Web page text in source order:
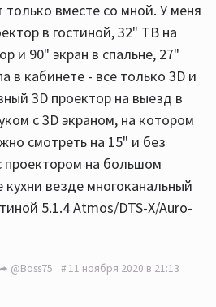
только вместе со мной. У меня
в гостиной, 32" ТВ на
и 90" экран в спальне, 27"
в кабинете - все только 3D и
3D проектор на выезд в
с 3D экраном, на котором
смотреть на 15" и без
проектором на большом
кухни везде многоканальный
5.1.4 Atmos/DTS-X/Auro-
@Boss75 11 ноября 2020 в 21:13